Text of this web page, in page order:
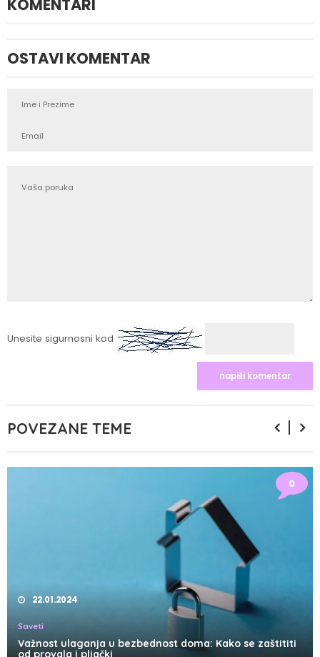
KOMENTARI
OSTAVI KOMENTAR
Unesite sigurnosni kod
POVEZANE TEME
0
22.01.2024
Saveti
Važnost ulaganja u bezbednost doma: Kako se zaštititi
od provala i pljački